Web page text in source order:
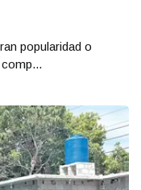
popularidad o